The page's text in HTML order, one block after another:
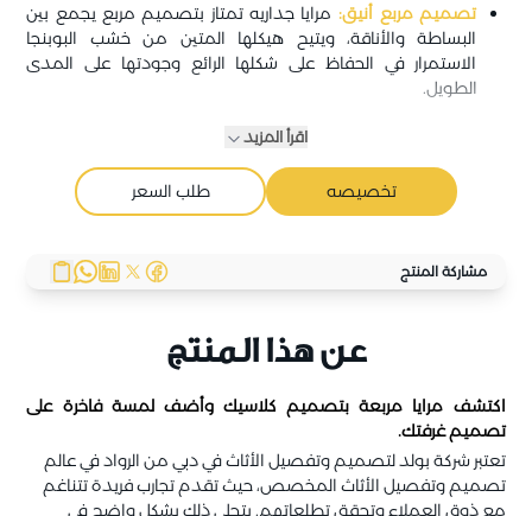
تصميم مربع أنيق: مرايا جداريه تمتاز بتصميم مربع يجمع بين
البساطة والأناقة، ويتيح هيكلها المتين من خشب البوبنجا
الاستمرار في الحفاظ على شكلها الرائع وجودتها على المدى
الطويل.
اقرأ المزيد
تخصيصه طلب السعر
مشاركة المنتج
عن هذا المنتج
اكتشف مرايا مربعة بتصميم كلاسيك وأضف لمسة فاخرة على
تصميم غرفتك.
تعتبر شركة بولد لتصميم وتفصيل الأثاث في دبي من الرواد في عالم
تصميم وتفصيل الأثاث المخصص، حيث تقدم تجارب فريدة تتناغم
مع ذوق العملاء وتحقق تطلعاتهم. يتجلى ذلك بشكل واضح في